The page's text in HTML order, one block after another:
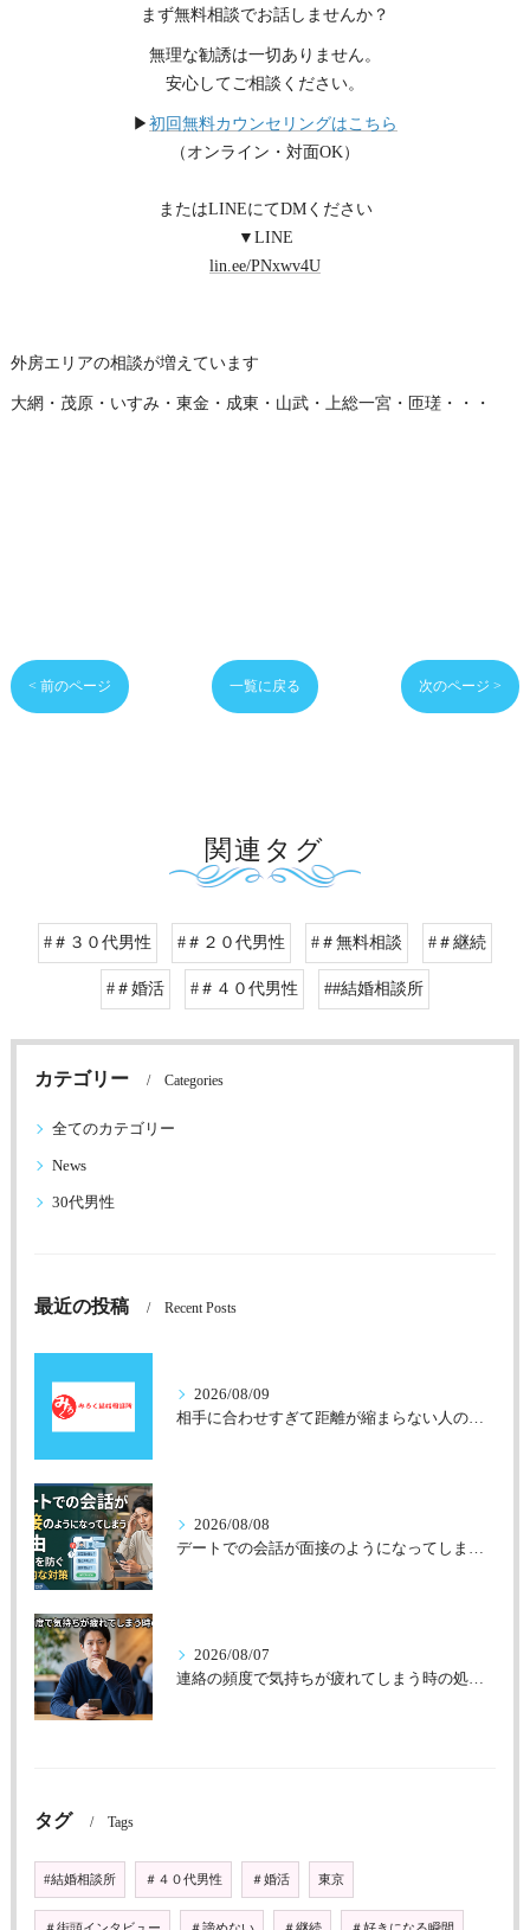
まず無料相談でお話しませんか？
無理な勧誘は一切ありません。
安心してご相談ください。
▶ 初回無料カウンセリングはこちら
（オンライン・対面OK）
またはLINEにてDMください
▼LINE
lin.ee/PNxwv4U
外房エリアの相談が増えています
大網・茂原・いすみ・東金・成東・山武・上総一宮・匝瑳・・・
< 前のページ 一覧に戻る 次のページ >
関連タグ
#＃３０代男性 #＃２０代男性 #＃無料相談 #＃継続
#＃婚活 #＃４０代男性 ##結婚相談所
カテゴリー Categories
全てのカテゴリー
News
30代男性
最近の投稿 Recent Posts
2026/08/09
相手に合わせすぎて距離が縮まらない人の共通点
2026/08/08
デートでの会話が面接のようになってしまう理由
2026/08/07
連絡の頻度で気持ちが疲れてしまう時の処方箋
タグ Tags
#結婚相談所 ＃４０代男性 ＃婚活 東京